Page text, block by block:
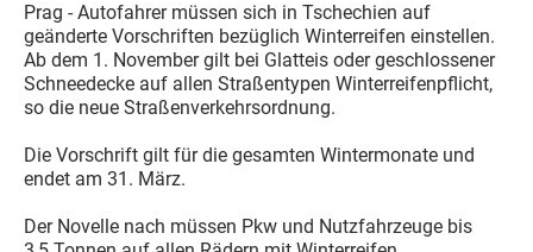
Prag - Autofahrer müssen sich in Tschechien auf
geänderte Vorschriften bezüglich Winterreifen einstellen.
Ab dem 1. November gilt bei Glatteis oder geschlossener
Schneedecke auf allen Straßentypen Winterreifenpflicht,
so die neue Straßenverkehrsordnung.
Die Vorschrift gilt für die gesamten Wintermonate und
endet am 31. März.
Der Novelle nach müssen Pkw und Nutzfahrzeuge bis